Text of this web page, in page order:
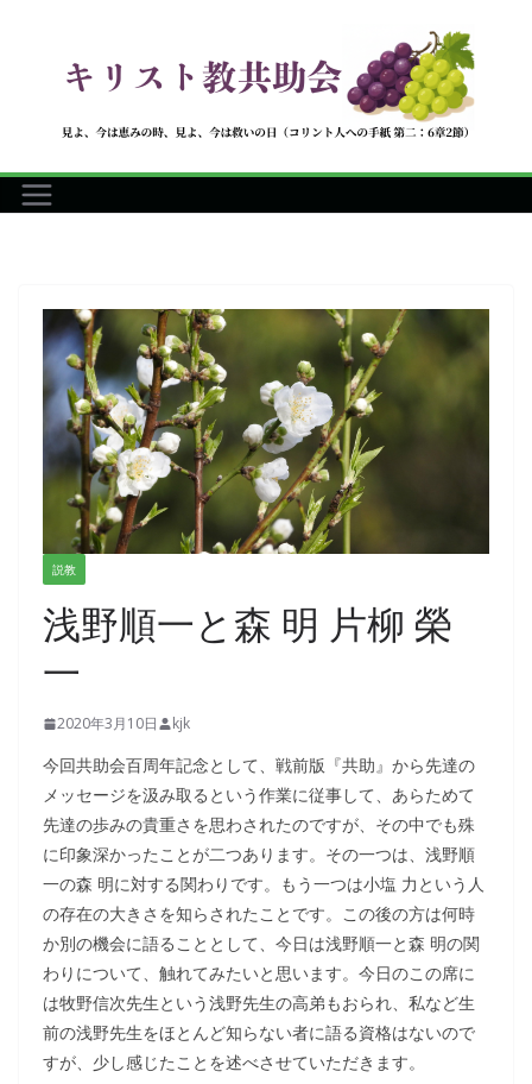
へ
ス
説教
浅野順一と森 明 片柳 榮
一
2020年3月10日 kjk
今回共助会百周年記念として、戦前版『共助』から先達の
メッセージを汲み取るという作業に従事して、あらためて
先達の歩みの貴重さを思わされたのですが、その中でも殊
に印象深かったことが二つあります。その一つは、浅野順
一の森 明に対する関わりです。もう一つは小塩 力という人
の存在の大きさを知らされたことです。この後の方は何時
か別の機会に語ることとして、今日は浅野順一と森 明の関
わりについて、触れてみたいと思います。今日のこの席に
は牧野信次先生という浅野先生の高弟もおられ、私など生
前の浅野先生をほとんど知らない者に語る資格はないので
すが、少し感じたことを述べさせていただきます。